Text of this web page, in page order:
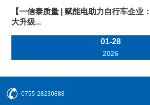
【一信泰质量 | 赋能电助力自行车企业
大升级...
01-28
2026
0755-28230888